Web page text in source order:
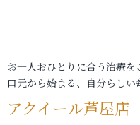
お一人おひとりに合う治療を
口元から始まる、自分らしい
アクイール芦屋店